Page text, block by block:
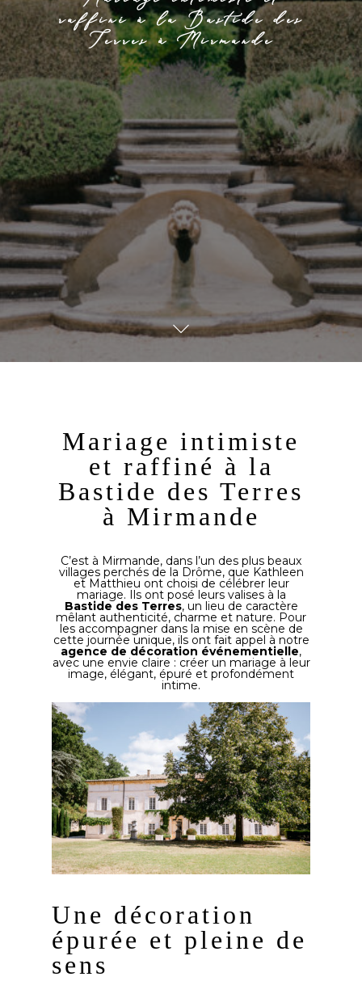
raffiné à la Bastide des
Terres à Mirmande
Mariage intimiste
et raffiné à la
Bastide des Terres
à Mirmande
C’est à Mirmande, dans l’un des plus beaux
villages perchés de la Drôme, que Kathleen
et Matthieu ont choisi de célébrer leur
mariage. Ils ont posé leurs valises à la
Bastide des Terres, un lieu de caractère
mêlant authenticité, charme et nature. Pour
les accompagner dans la mise en scène de
cette journée unique, ils ont fait appel à notre
agence de décoration événementielle,
avec une envie claire : créer un mariage à leur
image, élégant, épuré et profondément
intime.
Une décoration
épurée et pleine de
sens